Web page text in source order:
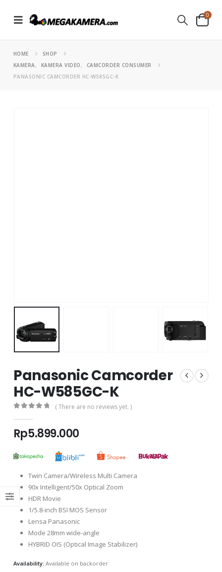
0
HOME
SHOP
KAMERA, KAMERA VIDEO,
CAMCORDER CONSUMER
PANASONIC CAMCORDER HC-W585GC-K
Panasonic Camcorder
HC-W585GC-K
( There are no reviews yet. )
Rp5.899.000
Twin Camera/Wireless Multi Camera
90x Intelligent/50x Optical Zoom
HDR Movie
1/5.8-inch BSI MOS Sensor
Lensa Panasonic
Mode 28mm wide-angle
HYBRID OIS (Optical Image Stabilizer)
Availability: Available on backorder